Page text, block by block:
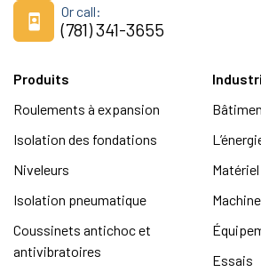
Or call:
(781) 341-3655
Produits
Roulements à expansion
Isolation des fondations
Niveleurs
Isolation pneumatique
Coussinets antichoc et
antivibratoires
Essais